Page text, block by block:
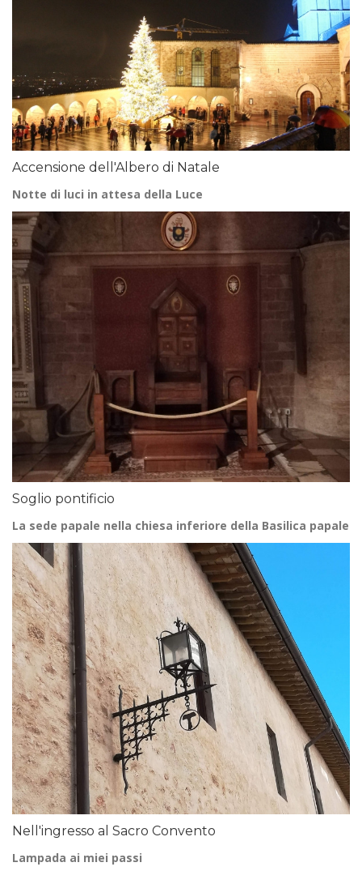
Accensione dell'Albero di Natale
Notte di luci in attesa della Luce
Soglio pontificio
La sede papale nella chiesa inferiore della Basilica papale
Nell'ingresso al Sacro Convento
Lampada ai miei passi